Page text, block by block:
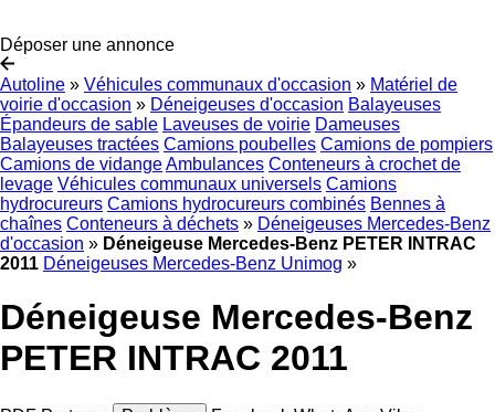
Déposer une annonce
Autoline » Véhicules communaux d'occasion » Matériel de
voirie d'occasion » Déneigeuses d'occasion Balayeuses
Épandeurs de sable Laveuses de voirie Dameuses
Balayeuses tractées Camions poubelles Camions de pompiers
Camions de vidangeAmbulances Conteneurs à crochet de
levage Véhicules communaux universels Camions
hydrocureurs Camions hydrocureurs combinés Bennes à
chaînes Conteneurs à déchets » Déneigeuses Mercedes-Benz
d'occasion » Déneigeuse Mercedes-Benz PETER INTRAC
2011 Déneigeuses Mercedes-Benz Unimog »
Déneigeuse Mercedes-Benz
PETER INTRAC 2011